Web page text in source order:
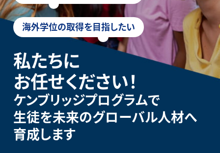
海外学位の取得を目指したい
私たちに
お任せください！
ケンブリッジプログラムで
生徒を未来のグローバル人材へ
育成します